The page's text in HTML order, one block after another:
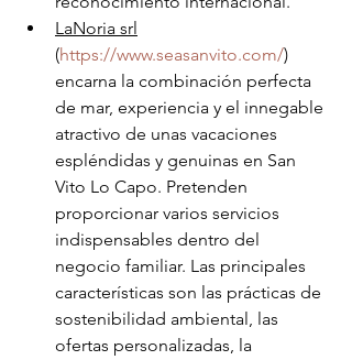
LaNoria srl
(https://www.seasanvito.com/)
encarna la combinación perfecta
de mar, experiencia y el innegable
atractivo de unas vacaciones
espléndidas y genuinas en San
Vito Lo Capo. Pretenden
proporcionar varios servicios
indispensables dentro del
negocio familiar. Las principales
características son las prácticas de
sostenibilidad ambiental, las
ofertas personalizadas, la